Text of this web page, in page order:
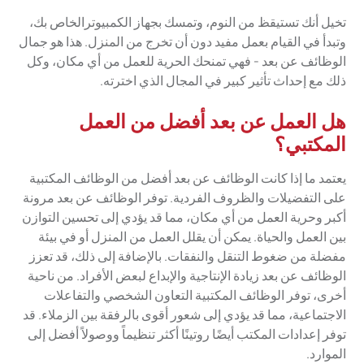
تخيل أنك تستيقظ من النوم، وتمسك بجهاز الكمبيوترالخاص بك،
وتبدأ في القيام بعمل مفيد دون أن تخرج من المنزل. هذا هو جمال
الوظائف عن بعد - فهي تمنحك الحرية للعمل من أي مكان، وكل
ذلك مع إحداث تأثير كبير في المجال الذي اخترته.
هل العمل عن بعد أفضل من العمل
المكتبي؟
يعتمد ما إذا كانت الوظائف عن بعد أفضل من الوظائف المكتبية
على التفضيلات والظروف الفردية. توفر الوظائف عن بعد مرونة
أكبر وحرية العمل من أي مكان، مما قد يؤدي إلى تحسين التوازن
بين العمل والحياة. يمكن أن يقلل العمل من المنزل أو في بيئة
مفضلة من ضغوط التنقل والنفقات. بالإضافة إلى ذلك، قد تعزز
الوظائف عن بعد زيادة الإنتاجية والإبداع لبعض الأفراد. من ناحية
أخرى، توفر الوظائف المكتبية التعاون الشخصي والتفاعلات
الاجتماعية، مما قد يؤدي إلى شعور أقوى بالرفقة بين الزملاء. قد
توفر إعدادات المكتب أيضًا روتينًا أكثر تنظيماً ووصولاً أفضل إلى
الموارد.